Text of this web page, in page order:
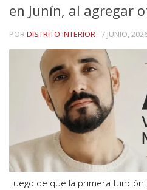
en Junín, al agregar
PORDISTRITO INTERIOR · 7 JUNIO,
Luego de que la primera